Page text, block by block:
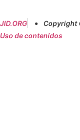
JID.ORG Copyright
Uso de contenidos